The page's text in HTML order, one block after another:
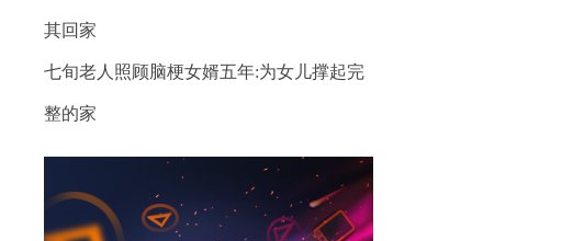
其回家
七旬老人照顾脑梗女婿五年:为女儿撑起完
整的家